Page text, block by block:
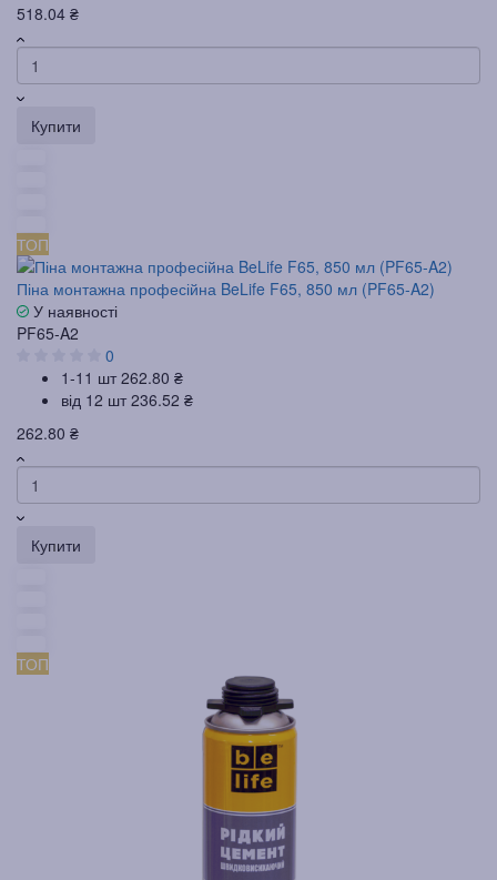
518.04 ₴
Купити
ТОП
Піна монтажна професійна BeLife F65, 850 мл (PF65-A2)
У наявності
PF65-A2
0
1-11 шт 262.80 ₴
від 12 шт 236.52 ₴
262.80 ₴
Купити
ТОП